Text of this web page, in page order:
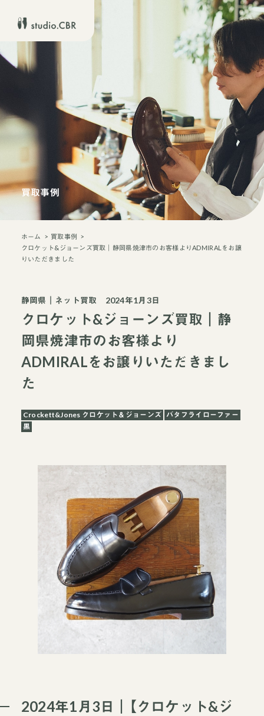
買取事例
ホーム
買取事例
クロケット&ジョーンズ買取｜静岡県焼津市のお客様よりADMIRALをお譲
りいただきました
静岡県 ネット買取 2024年1月3日
クロケット&ジョーンズ買取｜静
岡県焼津市のお客様より
ADMIRALをお譲りいただきまし
た
Crockett&Jones クロケット＆ジョーンズ バタフライローファー
黒
2024年1月3日｜【クロケット&ジ